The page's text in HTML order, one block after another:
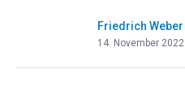
Friedrich Weber
14. November 2022